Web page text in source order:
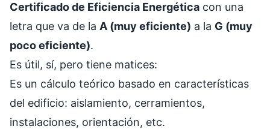
Certificado de Eficiencia Energética con una
letra que va de la A (muy eficiente) a la G (muy
poco eficiente).
Es útil, sí, pero tiene matices:
Es un cálculo teórico basado en características
del edificio: aislamiento, cerramientos,
instalaciones, orientación, etc.